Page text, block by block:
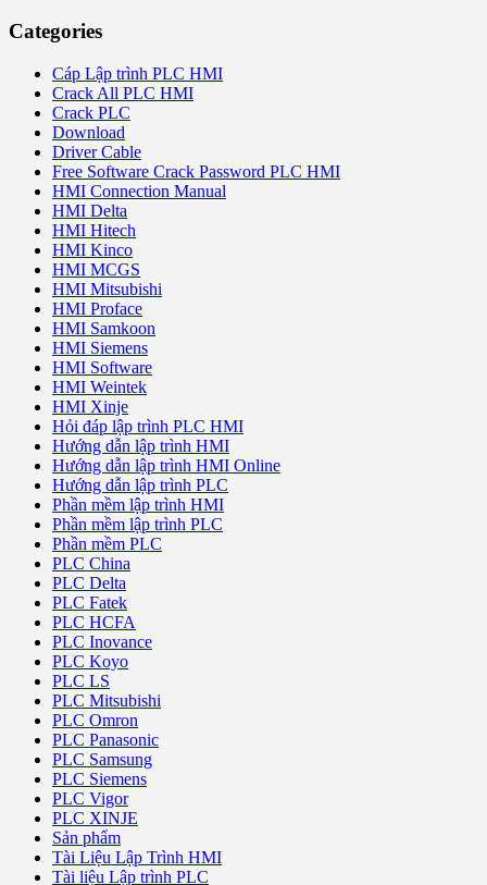
Categories
Cáp Lập trình PLC HMI
Crack All PLC HMI
Crack PLC
Download
Driver Cable
Free Software Crack Password PLC HMI
HMI Connection Manual
HMI Delta
HMI Hitech
HMI Kinco
HMI MCGS
HMI Mitsubishi
HMI Proface
HMI Samkoon
HMI Siemens
HMI Software
HMI Weintek
HMI Xinje
Hỏi đáp lập trình PLC HMI
Hướng dẫn lập trình HMI
Hướng dẫn lập trình HMI Online
Hướng dẫn lập trình PLC
Phần mềm lập trình HMI
Phần mềm lập trình PLC
Phần mềm PLC
PLC China
PLC Delta
PLC Fatek
PLC HCFA
PLC Inovance
PLC Koyo
PLC LS
PLC Mitsubishi
PLC Omron
PLC Panasonic
PLC Samsung
PLC Siemens
PLC Vigor
PLC XINJE
Sản phẩm
Tài Liệu Lập Trình HMI
Tài liệu Lập trình PLC